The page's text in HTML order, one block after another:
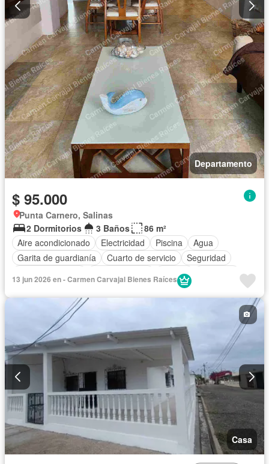
Departamento
$ 95.000
Punta Carnero, Salinas
2 Dormitorios
3 Baños
86 m²
Aire acondicionado
Electricidad Piscina
Agua
Garita de guardianía
Cuarto de servicio
Seguridad
Jacuzzi
Estacionamiento
Vista panorámica
Jardín
Armario empotrado
13 jun 2026 en - Carmen Carvajal Bienes Raíces
Casa